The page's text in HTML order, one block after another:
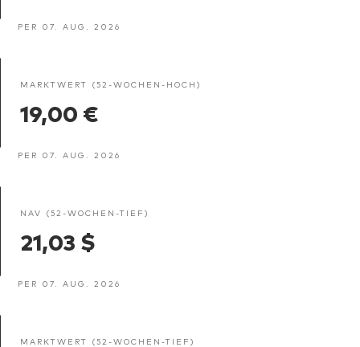
PER 07. AUG. 2026
MARKTWERT (52-WOCHEN-HOCH)
19,00 €
PER 07. AUG. 2026
NAV (52-WOCHEN-TIEF)
21,03 $
PER 07. AUG. 2026
MARKTWERT (52-WOCHEN-TIEF)